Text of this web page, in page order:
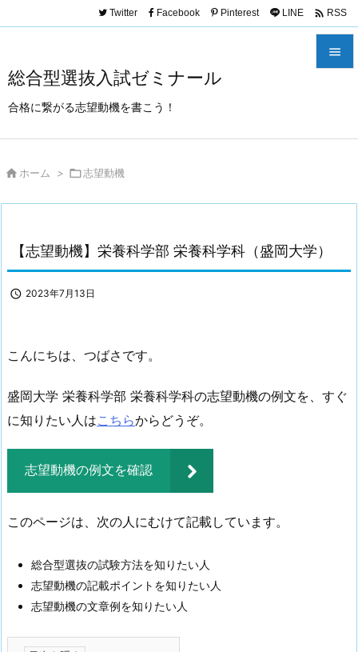
_x000D_ _x000D_ _x000D_ _x000D_ _x000D_
_x000D_ _x000D_ _x000D_ _x000D_
総合型選抜入試ゼミナール
合格に繋がる志望動機を書こう！

サイド

Twitter Facebook Pinterest LINE  RSS
 ホーム > 志望動機
【志望動機】栄養科学部 栄養科学科（盛岡大学）
 2023年7月13日
こんにちは、つばさです。
盛岡大学 栄養科学部 栄養科学科の志望動機の例文を、すぐ
に知りたい人はこちらからどうぞ。
志望動機の例文を確認
このページは、次の人にむけて記載しています。
総合型選抜の試験方法を知りたい人
志望動機の記載ポイントを知りたい人
志望動機の文章例を知りたい人